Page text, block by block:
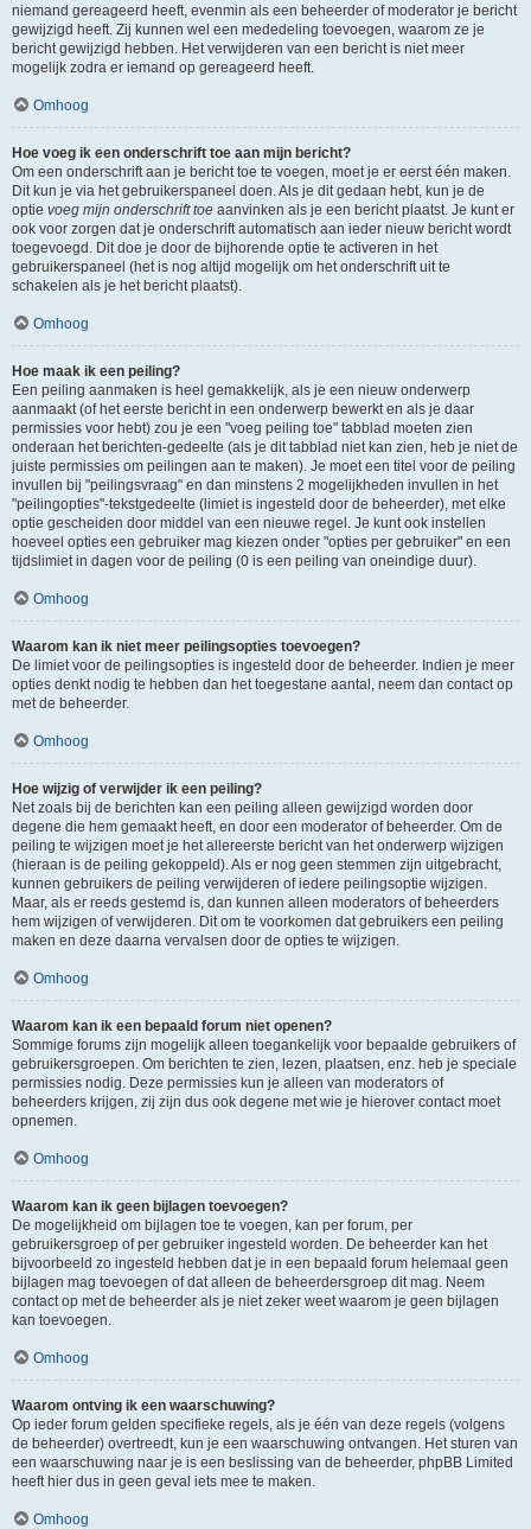
niemand gereageerd heeft, evenmin als een beheerder of moderator je bericht
gewijzigd heeft. Zij kunnen wel een mededeling toevoegen, waarom ze je
bericht gewijzigd hebben. Het verwijderen van een bericht is niet meer
mogelijk zodra er iemand op gereageerd heeft.
Omhoog
Hoe voeg ik een onderschrift toe aan mijn bericht?
Om een onderschrift aan je bericht toe te voegen, moet je er eerst één maken.
Dit kun je via het gebruikerspaneel doen. Als je dit gedaan hebt, kun je de
optie voeg mijn onderschrift toe aanvinken als je een bericht plaatst. Je kunt er
ook voor zorgen dat je onderschrift automatisch aan ieder nieuw bericht wordt
toegevoegd. Dit doe je door de bijhorende optie te activeren in het
gebruikerspaneel (het is nog altijd mogelijk om het onderschrift uit te
schakelen als je het bericht plaatst).
Omhoog
Hoe maak ik een peiling?
Een peiling aanmaken is heel gemakkelijk, als je een nieuw onderwerp
aanmaakt (of het eerste bericht in een onderwerp bewerkt en als je daar
permissies voor hebt) zou je een "voeg peiling toe" tabblad moeten zien
onderaan het berichten-gedeelte (als je dit tabblad niet kan zien, heb je niet de
juiste permissies om peilingen aan te maken). Je moet een titel voor de peiling
invullen bij "peilingsvraag" en dan minstens 2 mogelijkheden invullen in het
"peilingopties"-tekstgedeelte (limiet is ingesteld door de beheerder), met elke
optie gescheiden door middel van een nieuwe regel. Je kunt ook instellen
hoeveel opties een gebruiker mag kiezen onder "opties per gebruiker" en een
tijdslimiet in dagen voor de peiling (0 is een peiling van oneindige duur).
Omhoog
Waarom kan ik niet meer peilingsopties toevoegen?
De limiet voor de peilingsopties is ingesteld door de beheerder. Indien je meer
opties denkt nodig te hebben dan het toegestane aantal, neem dan contact op
met de beheerder.
Omhoog
Hoe wijzig of verwijder ik een peiling?
Net zoals bij de berichten kan een peiling alleen gewijzigd worden door
degene die hem gemaakt heeft, en door een moderator of beheerder. Om de
peiling te wijzigen moet je het allereerste bericht van het onderwerp wijzigen
(hieraan is de peiling gekoppeld). Als er nog geen stemmen zijn uitgebracht,
kunnen gebruikers de peiling verwijderen of iedere peilingsoptie wijzigen.
Maar, als er reeds gestemd is, dan kunnen alleen moderators of beheerders
hem wijzigen of verwijderen. Dit om te voorkomen dat gebruikers een peiling
maken en deze daarna vervalsen door de opties te wijzigen.
Omhoog
Waarom kan ik een bepaald forum niet openen?
Sommige forums zijn mogelijk alleen toegankelijk voor bepaalde gebruikers of
gebruikersgroepen. Om berichten te zien, lezen, plaatsen, enz. heb je speciale
permissies nodig. Deze permissies kun je alleen van moderators of
beheerders krijgen, zij zijn dus ook degene met wie je hierover contact moet
opnemen.
Omhoog
Waarom kan ik geen bijlagen toevoegen?
De mogelijkheid om bijlagen toe te voegen, kan per forum, per
gebruikersgroep of per gebruiker ingesteld worden. De beheerder kan het
bijvoorbeeld zo ingesteld hebben dat je in een bepaald forum helemaal geen
bijlagen mag toevoegen of dat alleen de beheerdersgroep dit mag. Neem
contact op met de beheerder als je niet zeker weet waarom je geen bijlagen
kan toevoegen.
Omhoog
Waarom ontving ik een waarschuwing?
Op ieder forum gelden specifieke regels, als je één van deze regels (volgens
de beheerder) overtreedt, kun je een waarschuwing ontvangen. Het sturen van
een waarschuwing naar je is een beslissing van de beheerder, phpBB Limited
heeft hier dus in geen geval iets mee te maken.
Omhoog